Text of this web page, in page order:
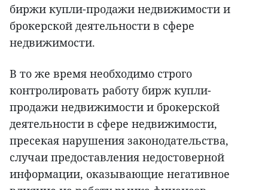
биржи купли-продажи недвижимости и
брокерской деятельности в сфере
недвижимости.
В то же время необходимо строго
контролировать работу бирж купли-
продажи недвижимости и брокерской
деятельности в сфере недвижимости,
пресекая нарушения законодательства,
случаи предоставления недостоверной
информации, оказывающие негативное